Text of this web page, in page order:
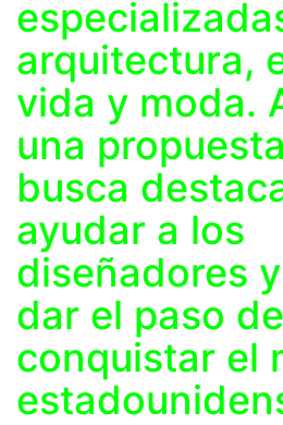
arquitectura,
vida y moda.
una
busca
ayudar a los
diseñadores
dar el paso de
conquistar el